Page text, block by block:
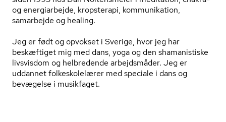
og energiarbejde, kropsterapi, kommunikation,
samarbejde og healing.
Jeg er født og opvokset i Sverige, hvor jeg har
beskæftiget mig med dans, yoga og den shamanistiske
livsvisdom og helbredende arbejdsmåder. Jeg er
uddannet fol­ke­sko­le­læ­rer med speciale i dans og
bevægelse i musikfaget.